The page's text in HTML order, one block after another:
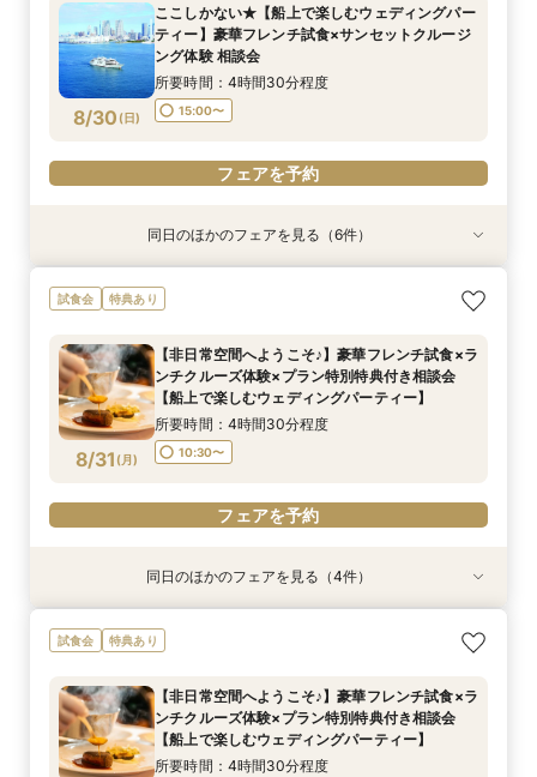
8/29(土)
9:00〜
10:30〜
15:00〜
フェアを予約
8/29(土)
所要時間：4時間30分程度
15:00〜
フェアを予約
8/29(土)
9:00〜
10:30〜
15:00〜
フェアを予約
8/29(土)
10:30〜 13:00〜
フェアを予約
8/30 (日)
ここしかない★【船上で楽しむウェディングパー
ティー】豪華フレンチ試食×サンセットクルージ
ング体験 相談会
所要時間：4時間30分程度
15:00〜
フェアを予約
8/30(日)
【少人数での結婚式にオススメ！】じっくりご見
学×アットホームパーティー相談フェア
9:00〜
10:30〜
15:00〜
フェアを予約
特典あり
8/30(日)
【非日常空間へようこそ♪】豪華フレンチ試食×ラ
ンチクルーズ体験×プラン特別特典付き相談会
所要時間：4時間30分程度
10:30〜
フェアを予約
8/30(日)
【★土日限定★】ゆったり船内見学＆ウェディン
グクルーズ相談会
9:00〜
10:30〜
15:00〜
フェアを予約
特典あり
8/30(日)
幸せの航海を♪【スイーツ×５０分クルーズ】１件
目来館にお勧め！
13:30〜
フェアを予約
8/30(日)
【＃海が見える】船上フォトウェディングが熱
い！フォト相談会
9:00〜 10:30〜
フェアを予約
8/30(日)
【オンライン相談会】お手軽３Dウォークでご見
学♪運命の会場がここに・・★
10:30〜 13:00〜
フェアを予約
同日のほかのフェアを見る（6件）
試食会 特典あり
8/31 (月)
【非日常空間へようこそ♪】豪華フレンチ試食×ラ
ンチクルーズ体験×プラン特別特典付き相談会
【船上で楽しむウェディングパーティー】
所要時間：4時間30分程度
10:30〜
フェアを予約
特典あり
8/31(月)
ここしかない★【船上で楽しむウェディングパー
ティー】豪華フレンチ試食×サンセットクルージ
所要時間：4時間30分程度
15:00〜
8/31(月)
【少人数での結婚式にオススメ！】じっくりご見
学×アットホームパーティー相談フェア
9:00〜
10:30〜
15:00〜
8/31(月)
【★平日限定★】ゆったり船内見学＆ウェディン
グクルーズ相談会
10:30〜 14:00〜
8/31(月)
【オンライン相談会】お手軽３Dウォークでご見
学♪運命の会場がここに・・★
10:30〜 13:00〜
同日のほかのフェアを見る（4件）
試食会 特典あり
【非日常空間へようこそ♪】豪華フレンチ試食×ラ
ンチクルーズ体験×プラン特別特典付き相談会
【船上で楽しむウェディングパーティー】
所要時間：4時間30分程度